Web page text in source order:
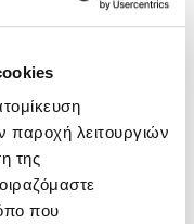
παροχή λειτουργιών
της
που
κατοικίας σας, έτσι
τιμές
εταιρείες και
δικές σας ανάγκες!
θα βρείτε
καθώς και
της αγοράς και με